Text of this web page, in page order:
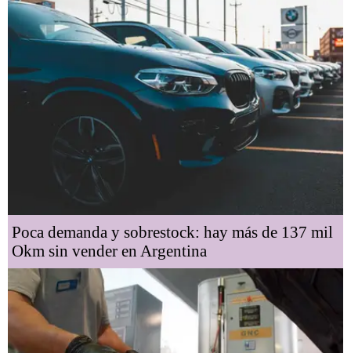
Poca demanda y sobrestock: hay más de 137 mil
Okm sin vender en Argentina